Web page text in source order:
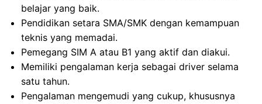
belajar yang baik.
Pendidikan setara SMA/SMK dengan kemampuan
teknis yang memadai.
Pemegang SIM A atau B1 yang aktif dan diakui.
Memiliki pengalaman kerja sebagai driver selama
satu tahun.
Pengalaman mengemudi yang cukup, khususnya